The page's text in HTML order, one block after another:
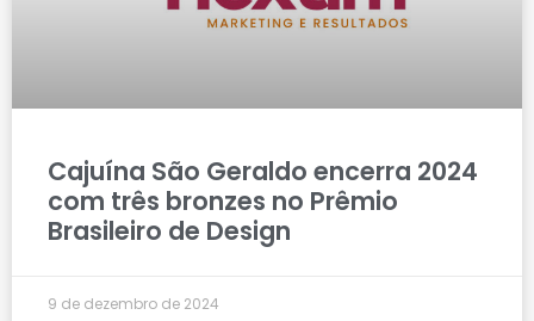
Cajuína São Geraldo encerra 2024
com três bronzes no Prêmio
Brasileiro de Design
9 de dezembro de 2024